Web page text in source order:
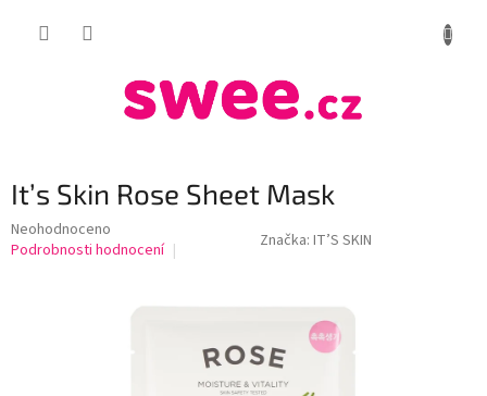
It’s Skin Rose Sheet Mask
Průměrné
hodnocení
Neohodnoceno
Podrobnosti hodnocení
Značka: IT’S SKIN